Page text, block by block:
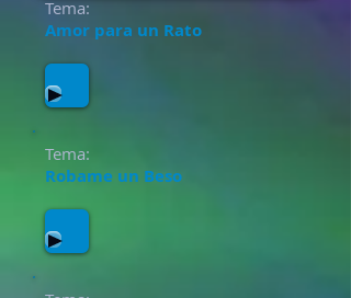
Tema:
Amor para un Rato
Tema:
Robame un Beso